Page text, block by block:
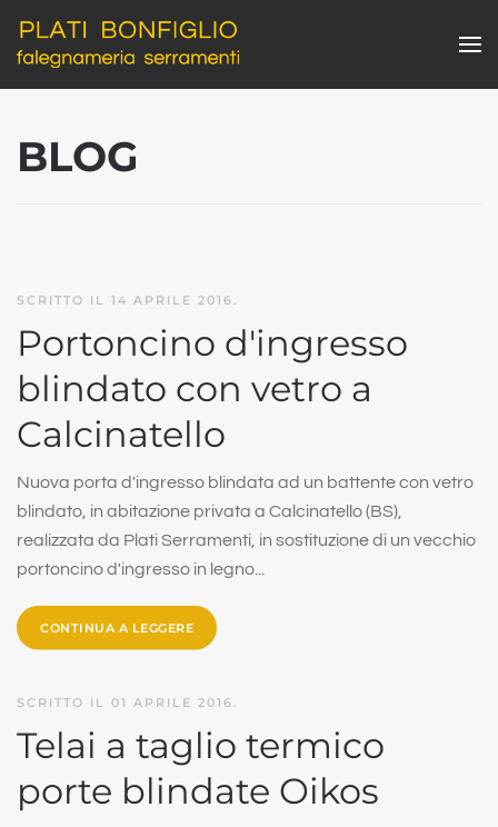
Skip to main content
BLOG
SCRITTO IL 14 APRILE 2016
Portoncino d'ingresso
blindato con vetro a
Calcinatello
Nuova porta d'ingresso blindata ad un battente con vetro
blindato, in abitazione privata a Calcinatello (BS),
realizzata da Plati Serramenti, in sostituzione di un vecchio
portoncino d'ingresso in legno...
CONTINUA A LEGGERE
SCRITTO IL 01 APRILE 2016
Telai a taglio termico
porte blindate Oikos